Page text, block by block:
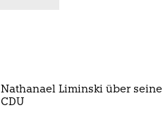
Nathanael Liminski über seine
CDU